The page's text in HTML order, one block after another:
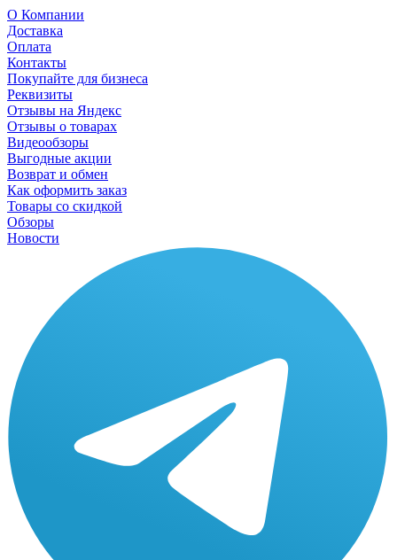
О Компании
Доставка
Оплата
Контакты
Покупайте для бизнеса
Реквизиты
Отзывы на Яндекс
Отзывы о товарах
Видеообзоры
Выгодные акции
Возврат и обмен
Как оформить заказ
Товары со скидкой
Обзоры
Новости